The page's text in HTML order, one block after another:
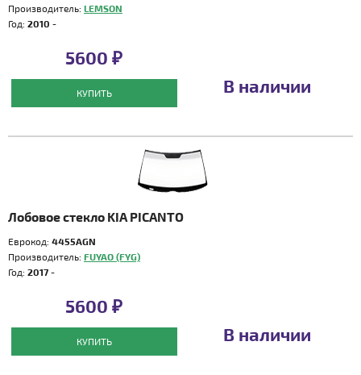
Производитель: LEMSON
Год: 2010 -
5600 ₽
КУПИТЬ В наличии
Лобовое стекло KIA PICANTO
Еврокод: 4455AGN
Производитель: FUYAO (FYG)
Год: 2017 -
5600 ₽
КУПИТЬ В наличии